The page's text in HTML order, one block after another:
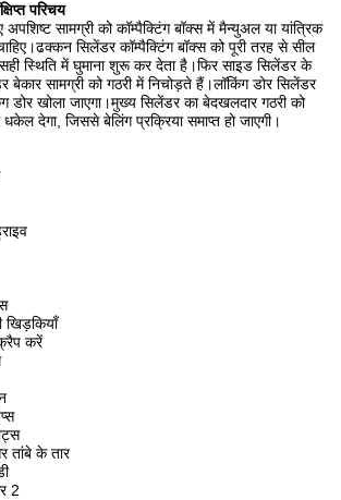
परिचय
सामग्री को कॉम्पैक्टिंग बॉक्स में मैन्युअल या यांत्रिक
सिलेंडर कॉम्पैक्टिंग बॉक्स को पूरी तरह से सील
स्थिति में घुमाना शुरू कर देता है।फिर साइड सिलेंडर के
सामग्री को गठरी में निचोड़ते हैं।लॉकिंग डोर सिलेंडर
डोर खोला जाएगा।मुख्य सिलेंडर का बेदखलदार गठरी को
धकेल देगा, जिससे बेलिंग प्रक्रिया समाप्त हो जाएगी।
खिड़कियाँ
करें
तांबे के तार
2